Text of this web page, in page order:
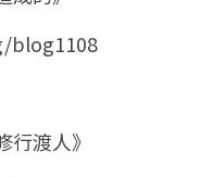
blog1108
渡人》